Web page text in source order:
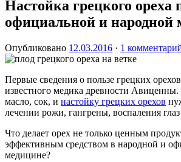
Настойка грецкого ореха
официальной и народной
Опубликовано 12.03.2016 · 1
Первые сведения о пользе грецких
известного медика древности
масло, сок, и настойку грецких орехов
лечении рожи, гангрены, воспаления
Что делает орех не только ценным
эффективным средством в народной и
медицине?